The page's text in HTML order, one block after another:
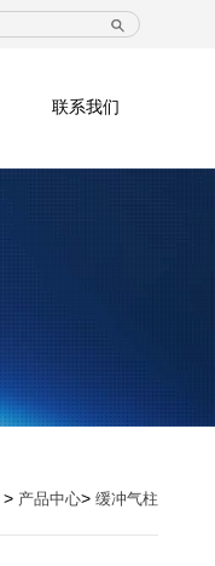
联系我们
> 产品中心> 缓冲气柱